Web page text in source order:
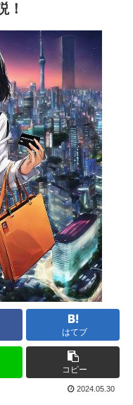
！
はてブ
コピー
2024.05.30